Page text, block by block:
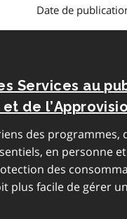
Date de
Services au
de
des programmes,
en personne
des
plus facile de gérer